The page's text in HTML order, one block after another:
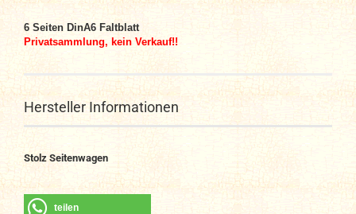
6 Seiten DinA6 Faltblatt
Privatsammlung, kein Verkauf!!
Hersteller Informationen
Stolz Seitenwagen
teilen